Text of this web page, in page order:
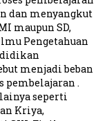
dan menyangkut
maupun SD,
Pengetahuan
menjadi beban
pembelajaran .
seperti
Kriya,